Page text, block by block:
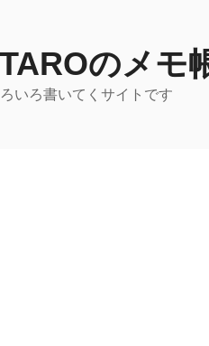
のメモ
いろ書いてくサイトです